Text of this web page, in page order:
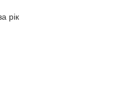
рік